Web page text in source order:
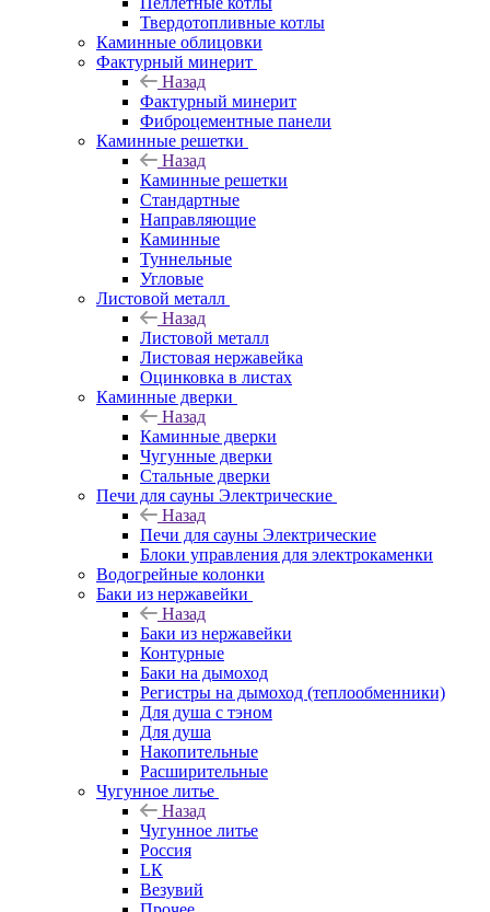
Твердотопливные котлы
Каминные облицовки
Фактурный минерит
Назад
Фактурный минерит
Фиброцементные панели
Каминные решетки
Назад
Каминные решетки
Стандартные
Направляющие
Каминные
Туннельные
Угловые
Листовой металл
Назад
Листовой металл
Листовая нержавейка
Оцинковка в листах
Каминные дверки
Назад
Каминные дверки
Чугунные дверки
Стальные дверки
Печи для сауны Электрические
Назад
Печи для сауны Электрические
Блоки управления для электрокаменки
Водогрейные колонки
Баки из нержавейки
Назад
Баки из нержавейки
Контурные
Баки на дымоход
Регистры на дымоход (теплообменники)
Для душа с тэном
Для душа
Накопительные
Расширительные
Чугунное литье
Назад
Чугунное литье
Россия
LК
Везувий